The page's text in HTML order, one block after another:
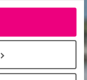
cookie-icoontje
is te vinden